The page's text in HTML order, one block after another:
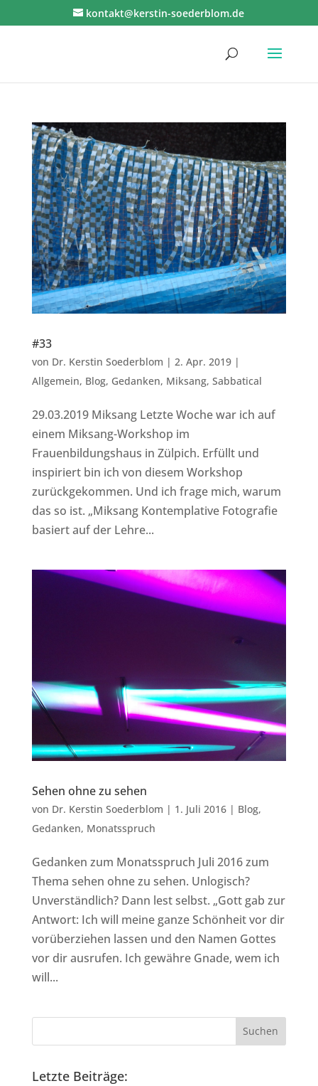
kontakt@kerstin-soederblom.de
#33
von Dr. Kerstin Soederblom | 2. Apr. 2019|
Allgemein, Blog, Gedanken, Miksang, Sabbatical
29.03.2019 Miksang Letzte Woche war ich auf
einem Miksang-Workshop im
Frauenbildungshaus in Zülpich. Erfüllt und
inspiriert bin ich von diesem Workshop
zurückgekommen. Und ich frage mich, warum
das so ist. „Miksang Kontemplative Fotografie
basiert auf der Lehre...
Sehen ohne zu sehen
von Dr. Kerstin Soederblom | 1. Juli 2016| Blog,
Gedanken, Monatsspruch
Gedanken zum Monatsspruch Juli 2016 zum
Thema sehen ohne zu sehen. Unlogisch?
Unverständlich? Dann lest selbst. „Gott gab zur
Antwort: Ich will meine ganze Schönheit vor dir
vorüberziehen lassen und den Namen Gottes
vor dir ausrufen. Ich gewähre Gnade, wem ich
will...
Letzte Beiträge: